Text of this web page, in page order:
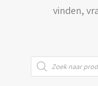
vinden,
Producten
zoeken